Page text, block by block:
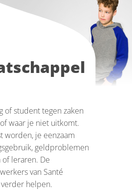
of student tegen zaken
waar je niet uitkomt.
worden, je eenzaam
geldproblemen
leraren. De
van Santé
helpen.